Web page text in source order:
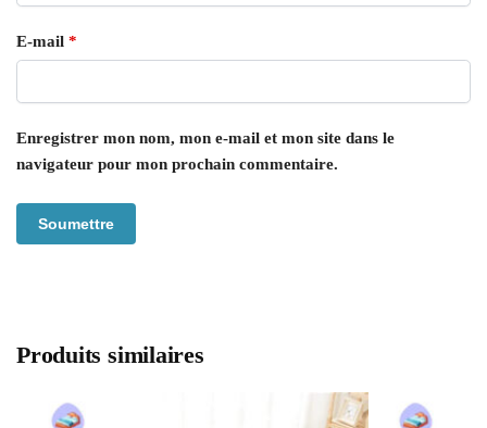
E-mail *
Enregistrer mon nom, mon e-mail et mon site dans le
navigateur pour mon prochain commentaire.
Produits similaires